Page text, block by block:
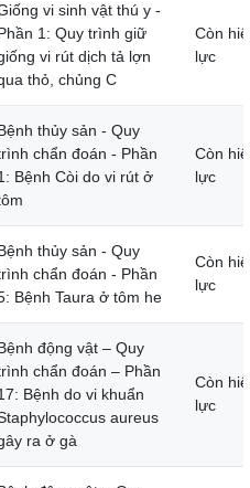
vi sinh vật thú y -
1: Quy trình giữ
vi rút dịch tả lợn
thỏ, chủng C
Còn
lực
thủy sản - Quy
chẩn đoán - Phần
Bệnh Còi do vi rút ở
Còn
lực
thủy sản - Quy
chẩn đoán - Phần
Bệnh Taura ở tôm he
Còn
lực
động vật – Quy
chẩn đoán – Phần
Bệnh do vi khuẩn
aureus
ra ở gà
Còn
lực